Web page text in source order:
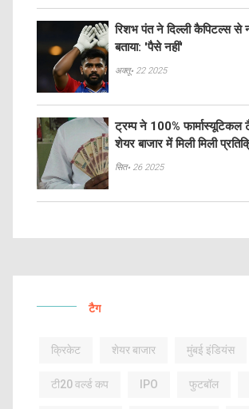
रिशभ पंत ने दिल्ली कैपिटल्स से
बताया: 'पैसे नहीं'
अक्तू॰ 22 2025
ट्रम्प ने 100% फार्मास्यूटिकल
शेयर बाजार में मिली मिली
सित॰ 26 2025
टैग
क्रिकेट शेयर बाजार मुंबई इंडियंस
टी20 वर्ल्ड कप IPO फुटबॉल